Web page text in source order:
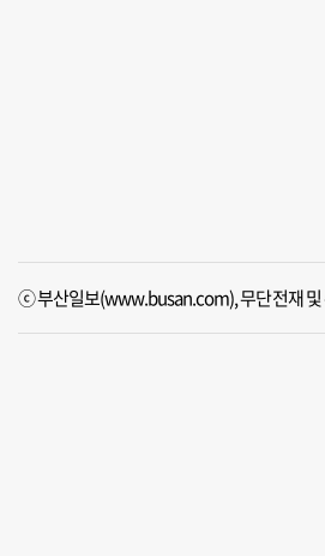
ⓒ 부산일보(www.busan.com), 무단전재 및